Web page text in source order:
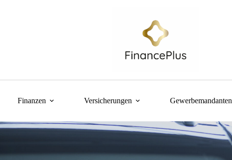
Finanzen Versicherungen Gewerbemandanten